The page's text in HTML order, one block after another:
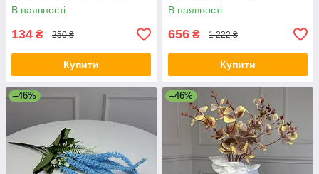
В наявності
134 ₴ 250 ₴
Купити
В наявності
656 ₴ 1 222 ₴
Купити
–46% –46%